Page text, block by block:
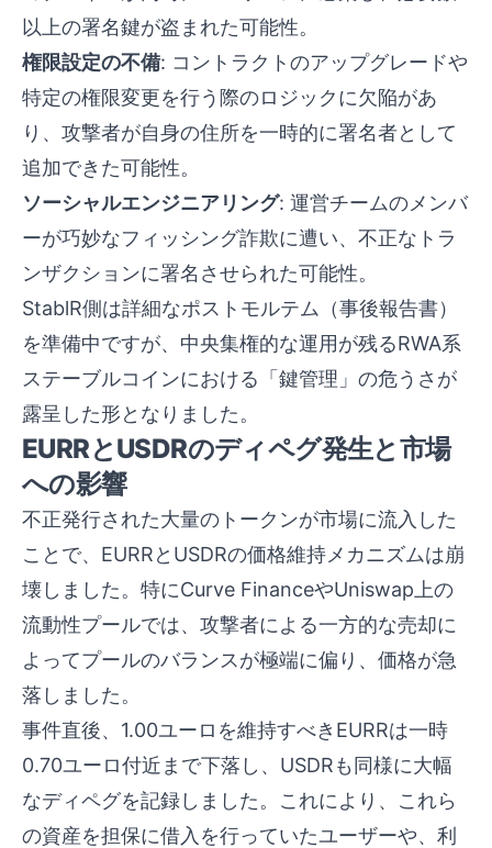
以上の署名鍵が盗まれた可能性。
権限設定の不備: コントラクトのアップグレードや
特定の権限変更を行う際のロジックに欠陥があ
り、攻撃者が自身の住所を一時的に署名者として
追加できた可能性。
ソーシャルエンジニアリング: 運営チームのメンバ
ーが巧妙なフィッシング詐欺に遭い、不正なトラ
ンザクションに署名させられた可能性。
StablR側は詳細なポストモルテム（事後報告書）
を準備中ですが、中央集権的な運用が残るRWA系
ステーブルコインにおける「鍵管理」の危うさが
露呈した形となりました。
EURRとUSDRのディペグ発生と市場
への影響
不正発行された大量のトークンが市場に流入した
ことで、EURRとUSDRの価格維持メカニズムは崩
壊しました。特にCurve FinanceやUniswap上の
流動性プールでは、攻撃者による一方的な売却に
よってプールのバランスが極端に偏り、価格が急
落しました。
事件直後、1.00ユーロを維持すべきEURRは一時
0.70ユーロ付近まで下落し、USDRも同様に大幅
なディペグを記録しました。これにより、これら
の資産を担保に借入を行っていたユーザーや、利